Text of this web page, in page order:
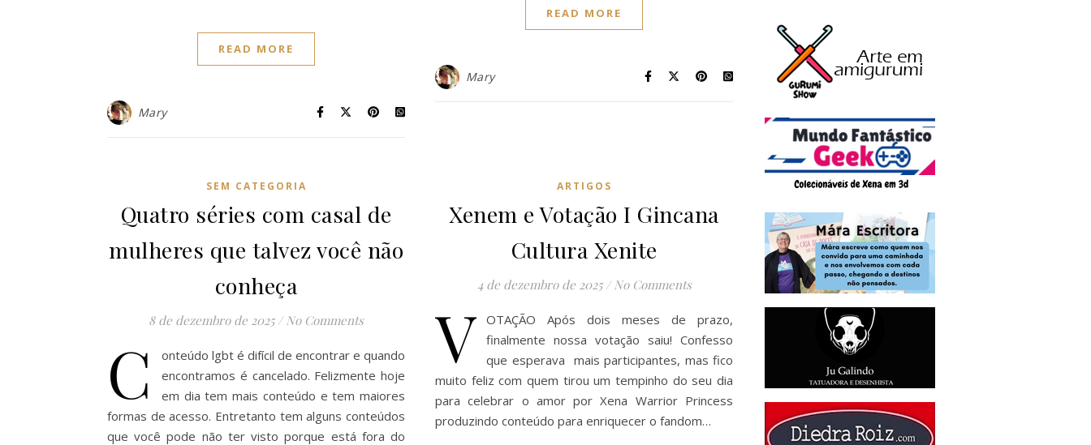
READ MORE
Mary
READ MORE
Mary
SEM CATEGORIA
Quatro séries com casal de
mulheres que talvez você não
conheça
8 de dezembro de 2025 / No Comments
C
onteúdo lgbt é difícil de encontrar e quando
encontramos é cancelado. Felizmente hoje
em dia tem mais conteúdo e tem maiores
formas de acesso. Entretanto tem alguns conteúdos
que você pode não ter visto porque está fora do
ARTIGOS
Xenem e Votação I Gincana
Cultura Xenite
4 de dezembro de 2025 / No Comments
V OTAÇÃO Após dois meses de prazo,
finalmente nossa votação saiu! Confesso
que esperava mais participantes, mas fico
muito feliz com quem tirou um tempinho do seu dia
para celebrar o amor por Xena Warrior Princess
produzindo conteúdo para enriquecer o fandom…